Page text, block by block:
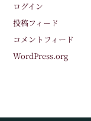
ログイン
投稿フィード
コメントフィード
WordPress.org